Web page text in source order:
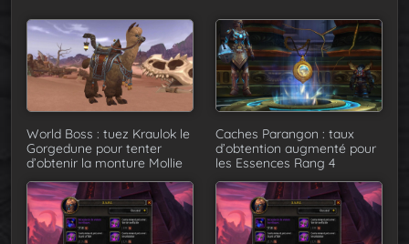
World Boss : tuez Kraulok le
Gorgedune pour tenter
d’obtenir la monture Mollie
Caches Parangon : taux
d’obtention augmenté pour
les Essences Rang 4